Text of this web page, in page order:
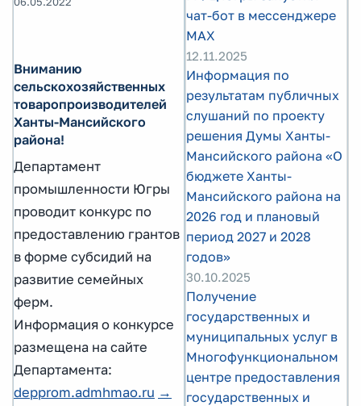
Вниманию
сельскохозяйственных
товаропроизводителей
Ханты-Мансийского
района!
Департамент
промышленности Югры
проводит конкурс по
предоставлению грантов
в форме субсидий на
развитие семейных
ферм.
Информация о конкурсе
размещена на сайте
Департамента:
depprom.admhmao.ru →
чат-бот в мессенджере
MAX
12.11.2025
Информация по
результатам публичных
слушаний по проекту
решения Думы Ханты-
Мансийского района «О
бюджете Ханты-
Мансийского района на
2026 год и плановый
период 2027 и 2028
годов»
30.10.2025
Получение
государственных и
муниципальных услуг в
Многофункциональном
центре предоставления
государственных и